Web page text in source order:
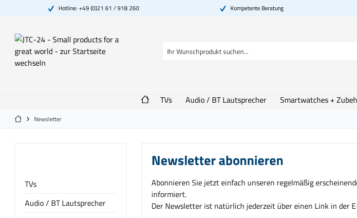
Hotline: +49 (0)21 61 / 918 260 Kompetente Beratung
TVs Audio / BT Lautsprecher Smartwatches +
Newsletter
TVs
Audio / BT Lautsprecher
Newsletter abonnieren
Abonnieren Sie jetzt einfach unseren regelmäßig
informiert.
Der Newsletter ist natürlich jederzeit über einen Link in der